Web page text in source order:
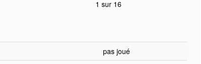
1 sur 16
pas joué